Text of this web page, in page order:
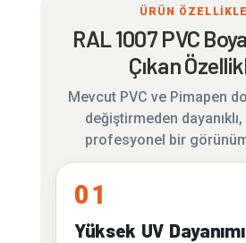
ÜRÜN
RAL 1007 PVC
Çıkan
Mevcut PVC ve Pimapen
değiştirmeden
profesyonel bir
01
Yüksek UV Dayanımı